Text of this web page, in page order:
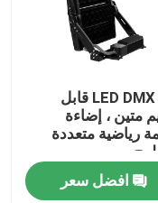
ضوء LED DMX قابل
متين ، إضاءة
رياضية متعددة
افضل سعر